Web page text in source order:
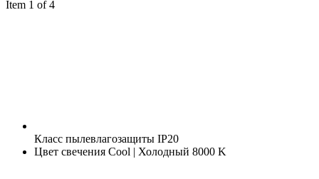
Item 1 of 4
Класс пылевлагозащиты IP20
Цвет свечения Cool | Холодный 8000 K